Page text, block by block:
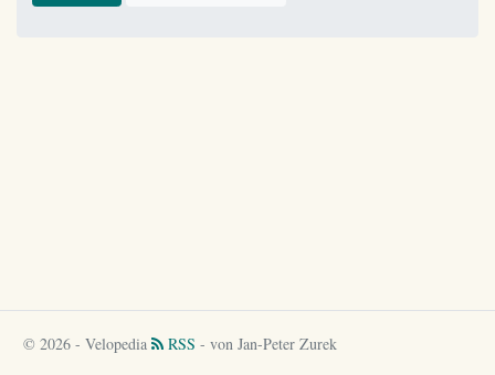
© 2026 - Velopedia RSS - von Jan-Peter Zurek